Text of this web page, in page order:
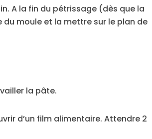
A la fin du pétrissage (dès que la
moule et la mettre sur le plan de
la pâte.
d’un film alimentaire. Attendre 2